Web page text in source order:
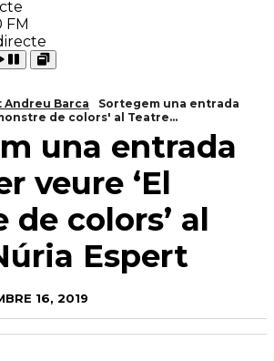
FM
ReproduirOpen
Barca
Sortegem una entrada
de colors' al Teatre...
una entrada
veure ‘El
de colors’ al
Espert
16, 2019